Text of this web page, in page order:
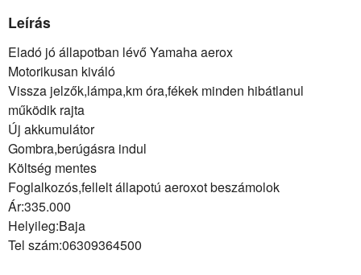
Leírás
Eladó jó állapotban lévő Yamaha aerox
Motorikusan kiváló
Vissza jelzők,lámpa,km óra,fékek minden hibátlanul
működik rajta
Új akkumulátor
Gombra,berúgásra indul
Költség mentes
Foglalkozós,fellelt állapotú aeroxot beszámolok
Ár:335.000
Helyileg:Baja
Tel szám:06309364500